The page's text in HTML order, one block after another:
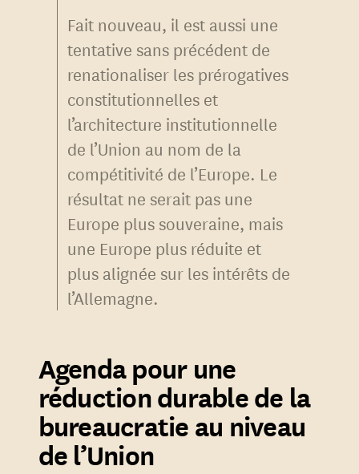
Fait nouveau, il est aussi une
tentative sans précédent de
renationaliser les prérogatives
constitutionnelles et
l’architecture institutionnelle
de l’Union au nom de la
compétitivité de l’Europe. Le
résultat ne serait pas une
Europe plus souveraine, mais
une Europe plus réduite et
plus alignée sur les intérêts de
l’Allemagne.
Agenda pour une
réduction durable de la
bureaucratie au niveau
de l’Union